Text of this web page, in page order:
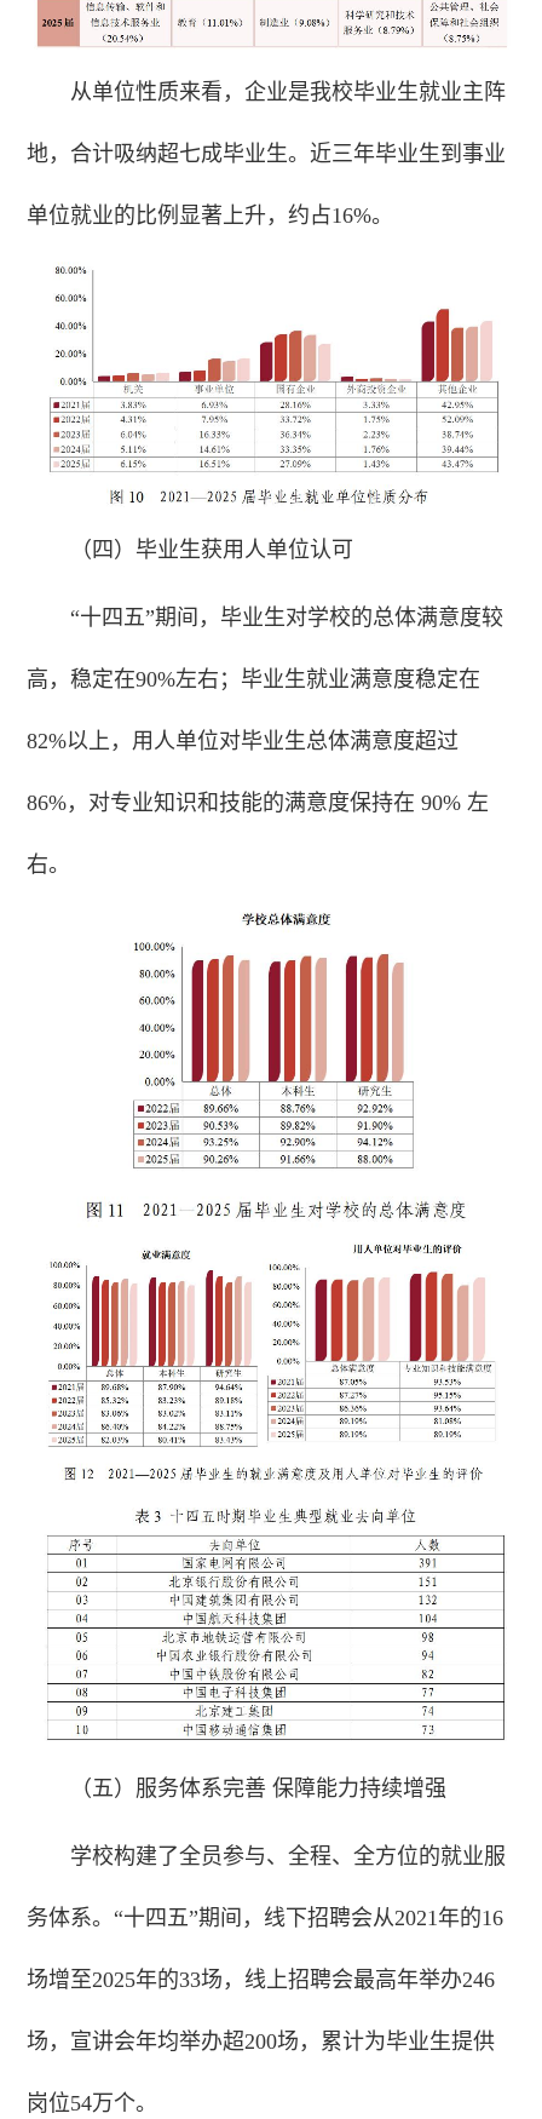
从单位性质来看，企业是我校毕业生就业主阵
地，合计吸纳超七成毕业生。近三年毕业生到事业
单位就业的比例显著上升，约占16%。
（四）毕业生获用人单位认可
“十四五”期间，毕业生对学校的总体满意度较
高，稳定在90%左右；毕业生就业满意度稳定在
82%以上，用人单位对毕业生总体满意度超过
86%，对专业知识和技能的满意度保持在 90% 左
右。
（五）服务体系完善 保障能力持续增强
学校构建了全员参与、全程、全方位的就业服
务体系。“十四五”期间，线下招聘会从2021年的16
场增至2025年的33场，线上招聘会最高年举办246
场，宣讲会年均举办超200场，累计为毕业生提供
岗位54万个。